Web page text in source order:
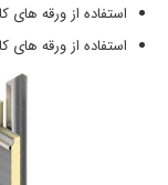
استفاده از ورقه
استفاده از ورقه